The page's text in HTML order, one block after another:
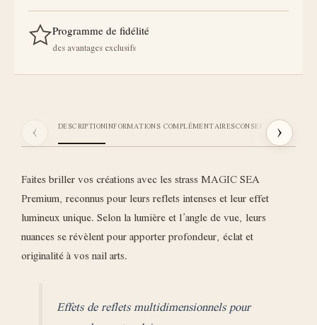
Programme de fidélité
des avantages exclusifs
‹ DESCRIPTIONINFORMATIONS COMPLÉMENTAIRESCONSEILS STICKI
›
Faites briller vos créations avec les strass MAGIC SEA
Premium, reconnus pour leurs reflets intenses et leur effet
lumineux unique. Selon la lumière et l’angle de vue, leurs
nuances se révèlent pour apporter profondeur, éclat et
originalité à vos nail arts.
Effets de reflets multidimensionnels pour